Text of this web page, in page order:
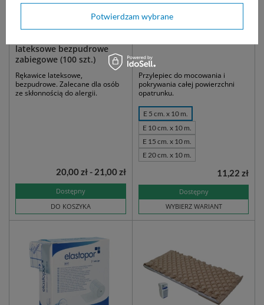
lateksowe bezpudrowe
zabiegowe (100 szt.)
Rękawice lateksowe,
bezpudrowe. Zalecane dla osób
ze skłonnością do alergii.
Dostępny
DO KOSZYKA
20,00 zł - 21,00 zł
Przylepiec do mocowania i
pokrywania całej powierzchni
opatrunku.
E 5 cm. x 10 m.
E 10 cm. x 10 m.
E 15 cm. x 10 m.
E 20 cm. x 10 m.
Dostępny
WYBIERZ WARIANT
11,22 zł
Potwierdzam wybrane